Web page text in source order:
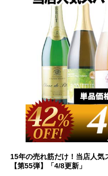
15年の売れ筋だけ！当店人気
【第55弾】「4/8更新」